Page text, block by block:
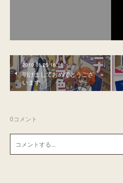
2019.01.25 16:16
明けましておめでとうござ
います
0コメント